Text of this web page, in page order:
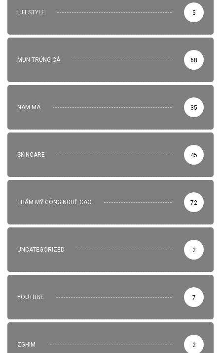
LIFESTYLE 5
MỤN TRỨNG CÁ 68
NÁM MÁ 35
SKINCARE 45
THẨM MỸ CÔNG NGHỆ CAO 72
UNCATEGORIZED 2
YOUTUBE 7
ZGHIM 2